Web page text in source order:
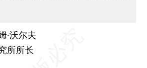
·沃尔夫
所所长